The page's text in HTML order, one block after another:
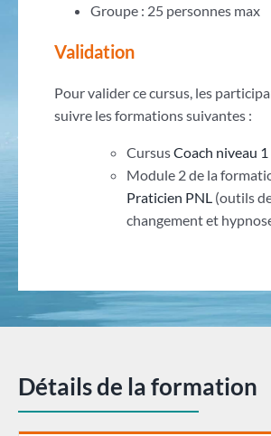
Groupe : 25 personnes max
Validation
Pour valider ce cursus, les
suivre les formations suivantes :
CursusCoach niveau 1
Module 2 de la
Praticien PNL (outils
changement et
Détails de la formation